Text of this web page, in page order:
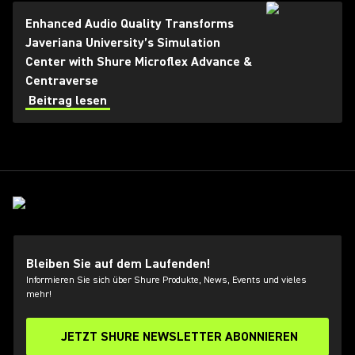
Enhanced Audio Quality Transforms
Javeriana University’s Simulation
Center with Shure Microflex Advance &
Centraverse
Beitrag lesen
Bleiben Sie auf dem Laufenden!
Informieren Sie sich über Shure Produkte, News, Events und vieles
mehr!
JETZT SHURE NEWSLETTER ABONNIEREN